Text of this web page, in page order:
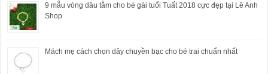
9 mẫu vòng dâu tằm cho bé gái tuổi Tuất 2018 cực đẹp tại Lê Anh
Shop
Mách mẹ cách chọn dây chuyền bạc cho bé trai chuẩn nhất